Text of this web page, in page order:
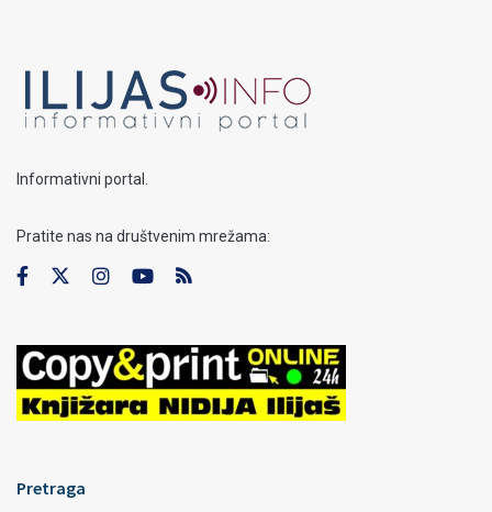
Informativni portal.
Pratite nas na društvenim mrežama:
Pretraga